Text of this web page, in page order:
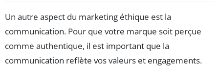
Un autre aspect du marketing éthique est la
communication. Pour que votre marque soit perçue
comme authentique, il est important que la
communication reflète vos valeurs et engagements.